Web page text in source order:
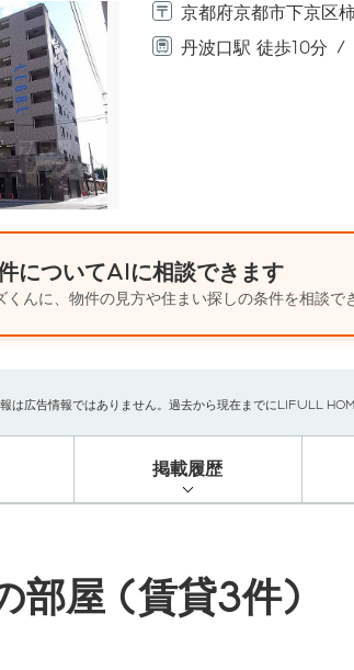
京都府京都市下京区
丹波口駅 徒歩10分
についてAIに相談できます
くんに、物件の見方や住まい探しの条件を相談で
は広告情報ではありません。過去から現在までにLIFULL
掲載履歴
部屋 (賃貸3件)